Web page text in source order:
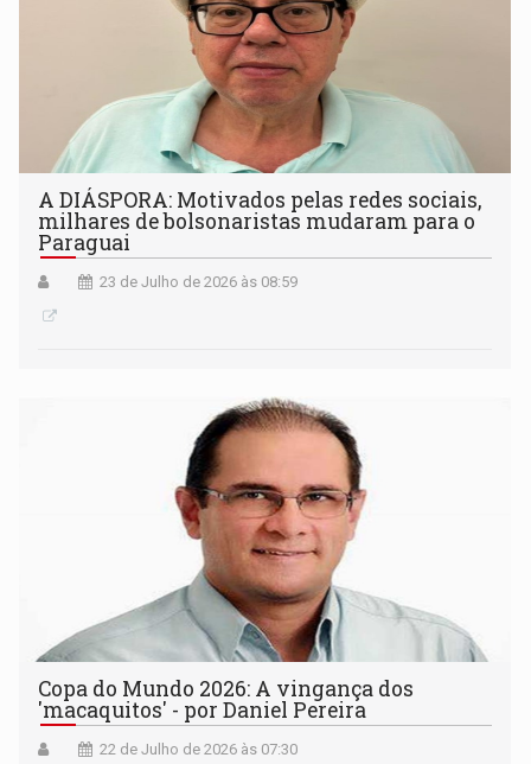
A DIÁSPORA: Motivados pelas redes sociais,
milhares de bolsonaristas mudaram para o
Paraguai
23 de Julho de 2026 às 08:59
Copa do Mundo 2026: A vingança dos
'macaquitos' - por Daniel Pereira
22 de Julho de 2026 às 07:30